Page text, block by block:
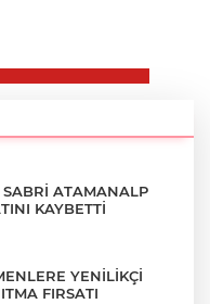
ATAMANALP
KAYBETTİ
YENİLİKÇİ
FIRSATI